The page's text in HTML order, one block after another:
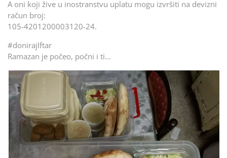
A oni koji žive u inostranstvu uplatu mogu izvršiti na devizni
račun broj:
105-4201200003120-24.
#donirajIftar
Ramazan je počeo, počni i ti…